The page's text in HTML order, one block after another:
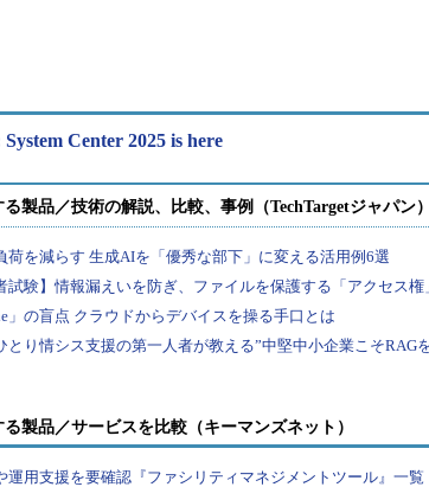
Center 2025 is here
製品／サービスを比較（キーマンズネット）
運用支援を要確認『ファシリティマネジメントツール』一覧